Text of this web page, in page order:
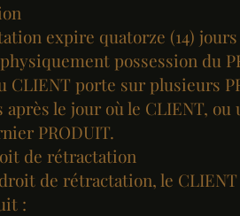
expire quatorze (14)
possession du
CLIENT porte sur plusieurs
après le jour où le CLIENT,
PRODUIT.
de rétractation
de rétractation, le
: